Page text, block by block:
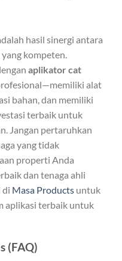
hasil sinergi antara
kompeten.
aplikator cat
alat
bahan, dan memiliki
terbaik untuk
Jangan pertaruhkan
yang tidak
properti Anda
dan tenaga ahli
di Masa Products untuk
aplikasi terbaik untuk
(FAQ)